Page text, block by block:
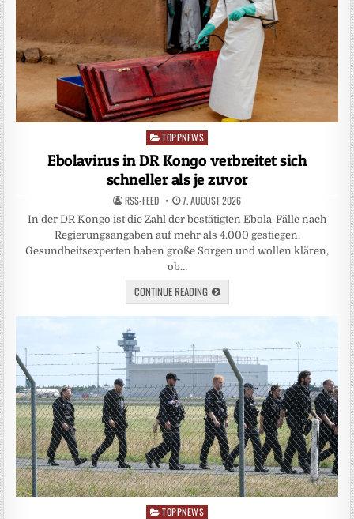
Posted
in
TOPPNEWS
Ebolavirus in DR Kongo verbreitet sich
schneller als je zuvor
RSS-FEED 7. AUGUST 2026
In der DR Kongo ist die Zahl der bestätigten Ebola-Fälle nach
Regierungsangaben auf mehr als 4.000 gestiegen.
Gesundheitsexperten haben große Sorgen und wollen klären,
ob…
CONTINUE READING
Posted
TOPPNEWS